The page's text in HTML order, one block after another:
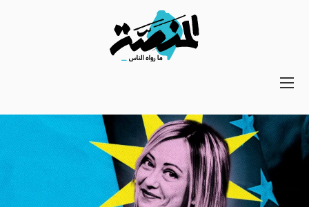
Main
Secondary
Navigation